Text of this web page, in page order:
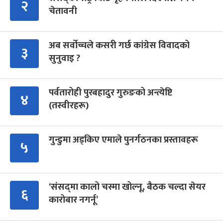
२
चेतावनी
३
अब सर्वोच्चले कसरी गर्छ कांग्रेस विवादको
सुनुवाइ ?
४
पर्वतारोही पुरबहादुर गुरुङको अन्त्येष्टि
(तस्वीरहरू)
५ गुन्डुमा अड्किए एमाले पुनर्गठनका प्रस्तावहरू
६
‘संसद्‍मा कालो चस्मा खोल्नू, बैठक चल्दा सेयर
कारोबार नगर्नू’